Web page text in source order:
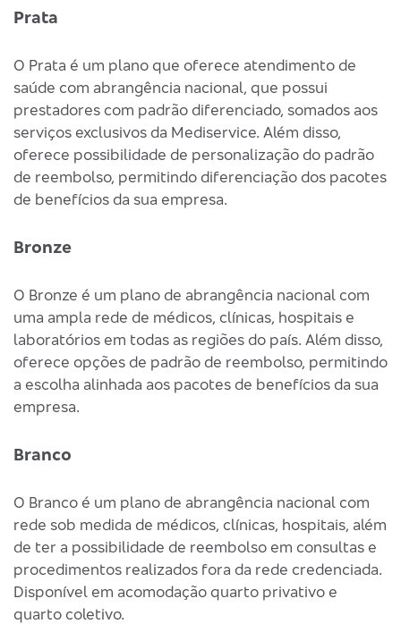
Prata
O Prata é um plano que oferece atendimento de
saúde com abrangência nacional, que possui
prestadores com padrão diferenciado, somados aos
serviços exclusivos da Mediservice. Além disso,
oferece possibilidade de personalização do padrão
de reembolso, permitindo diferenciação dos pacotes
de benefícios da sua empresa.
Bronze
O Bronze é um plano de abrangência nacional com
uma ampla rede de médicos, clínicas, hospitais e
laboratórios em todas as regiões do país. Além disso,
oferece opções de padrão de reembolso, permitindo
a escolha alinhada aos pacotes de benefícios da sua
empresa.
Branco
O Branco é um plano de abrangência nacional com
rede sob medida de médicos, clínicas, hospitais, além
de ter a possibilidade de reembolso em consultas e
procedimentos realizados fora da rede credenciada.
Disponível em acomodação quarto privativo e
quarto coletivo.